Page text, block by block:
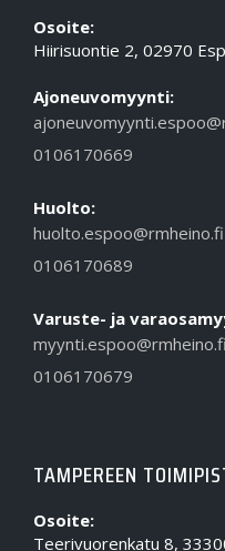
Osoite:
Hiirisuontie 2, 02970
Ajoneuvomyynti:
0106170669
Huolto:
huolto.espoo@rmheino.fi
0106170689
Varuste- ja
myynti.espoo@rmheino.fi
0106170679
TAMPEREEN
Osoite:
Teerivuorenkatu 8,